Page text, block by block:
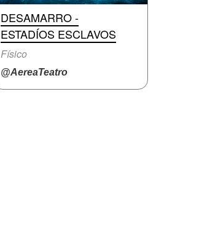
DESAMARRO -
ESTADÍOS ESCLAVOS
Físico
@AereaTeatro